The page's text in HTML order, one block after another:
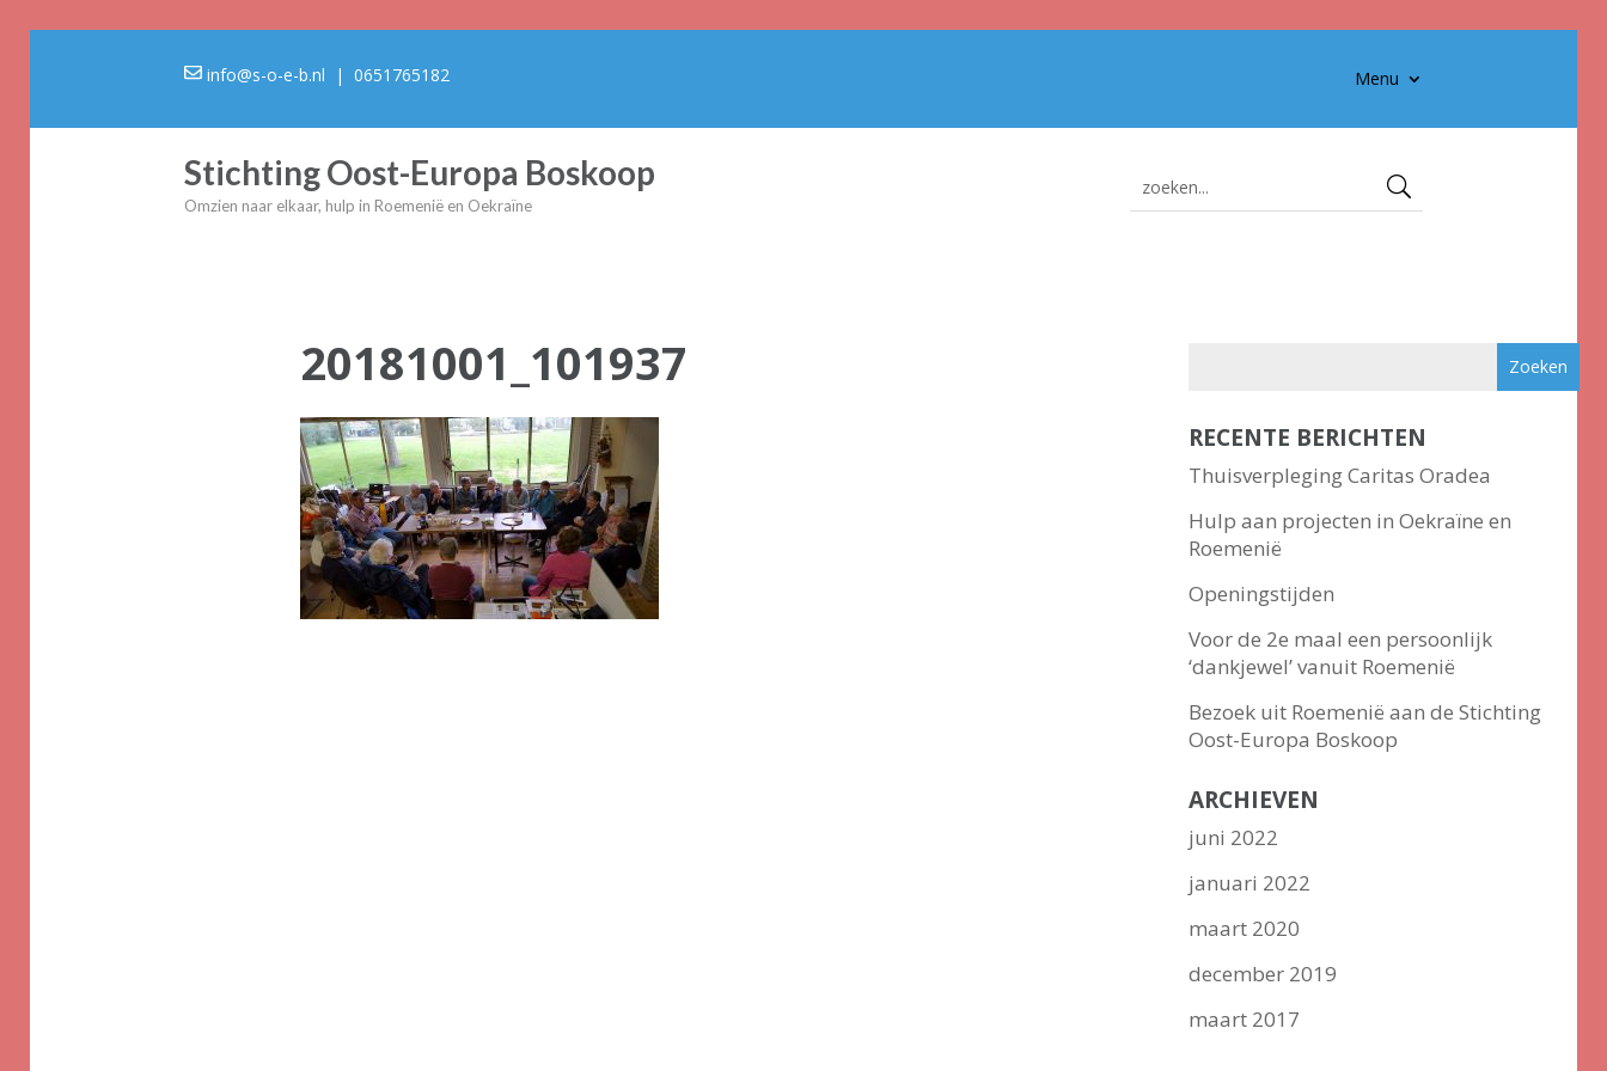
info@s-o-e-b.nl | 0651765182 Menu
Stichting Oost-Europa Boskoop
Omzien naar elkaar, hulp in Roemenië en Oekraïne
20181001_101937
RECENTE BERICHTEN
Thuisverpleging Caritas Oradea
Hulp aan projecten in Oekraïne en
Roemenië
Openingstijden
Voor de 2e maal een persoonlijk
‘dankjewel’ vanuit Roemenië
Bezoek uit Roemenië aan de Stichting
Oost-Europa Boskoop
ARCHIEVEN
juni 2022
januari 2022
maart 2020
december 2019
maart 2017